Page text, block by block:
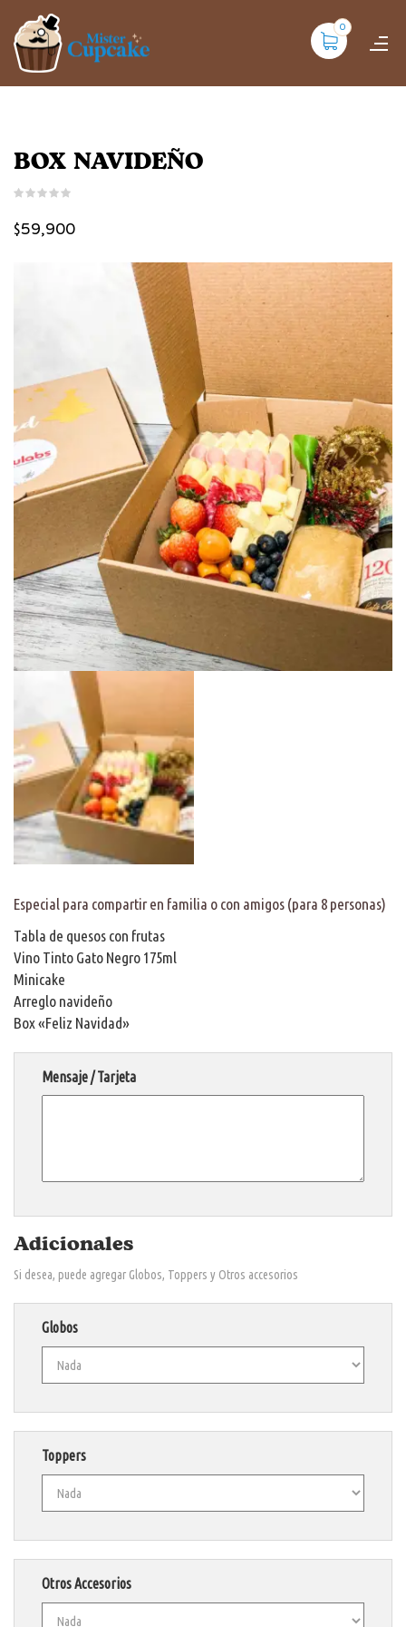
0
BOX NAVIDEÑO
$59,900
Especial para compartir en familia o con amigos (para 8 personas)
Tabla de quesos con frutas
Vino Tinto Gato Negro 175ml
Minicake
Arreglo navideño
Box «Feliz Navidad»
Mensaje / Tarjeta
Adicionales
Si desea, puede agregar Globos, Toppers y Otros accesorios
Globos
Toppers
Otros Accesorios